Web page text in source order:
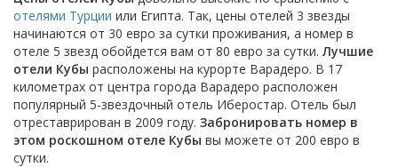
отелями Турции или Египта. Так, цены отелей 3 звезды
начинаются от 30 евро за сутки проживания, а номер в
отеле 5 звезд обойдется вам от 80 евро за сутки. Лучшие
отели Кубы расположены на курорте Варадеро. В 17
километрах от центра города Варадеро расположен
популярный 5-звездочный отель Иберостар. Отель был
отреставрирован в 2009 году. Забронировать номер в
этом роскошном отеле Кубы вы можете от 200 евро в
сутки.